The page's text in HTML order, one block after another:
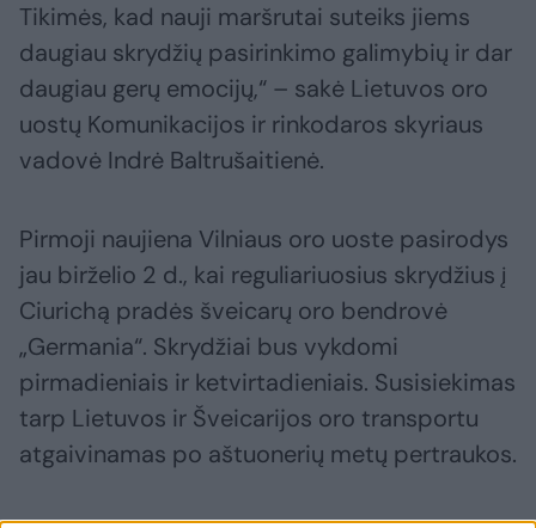
Tikimės, kad nauji maršrutai suteiks jiems
daugiau skrydžių pasirinkimo galimybių ir dar
daugiau gerų emocijų,“ – sakė Lietuvos oro
uostų Komunikacijos ir rinkodaros skyriaus
vadovė Indrė Baltrušaitienė.
Pirmoji naujiena Vilniaus oro uoste pasirodys
jau birželio 2 d., kai reguliariuosius skrydžius į
Ciurichą pradės šveicarų oro bendrovė
„Germania“. Skrydžiai bus vykdomi
pirmadieniais ir ketvirtadieniais. Susisiekimas
tarp Lietuvos ir Šveicarijos oro transportu
atgaivinamas po aštuonerių metų pertraukos.